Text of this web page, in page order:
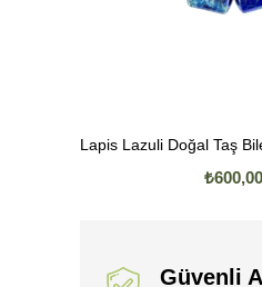
₺600,00
Güvenli